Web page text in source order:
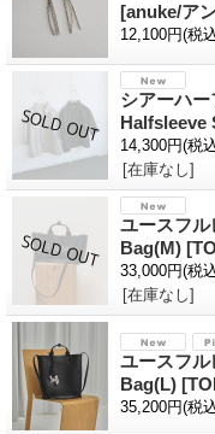
[anuke/ア
12,100円(税
シアーハ
Halfsleeve
14,300円(税
[在庫なし]
ユースフ
Bag(M)
33,000円(税
[在庫なし]
ユースフ
Bag(L)
35,200円(税